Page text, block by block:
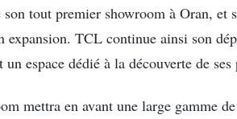
son tout premier showroom à Oran,
expansion. TCL continue ainsi son
un espace dédié à la découverte de
mettra en avant une large gamme